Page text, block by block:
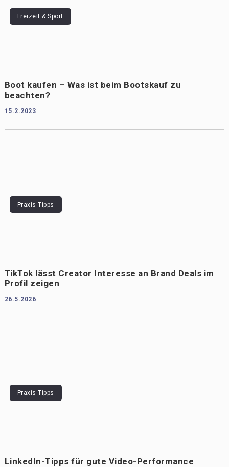
Freizeit & Sport
Boot kaufen – Was ist beim Bootskauf zu
beachten?
15.2.2023
Praxis-Tipps
TikTok lässt Creator Interesse an Brand Deals im
Profil zeigen
26.5.2026
Praxis-Tipps
LinkedIn-Tipps für gute Video-Performance